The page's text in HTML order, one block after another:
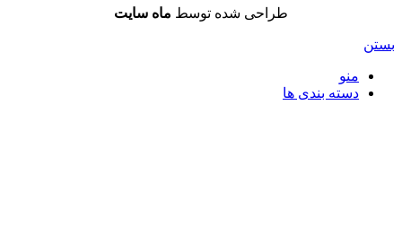
طراحی شده توسط ماه سایت
بستن
منو
دسته بندی ها